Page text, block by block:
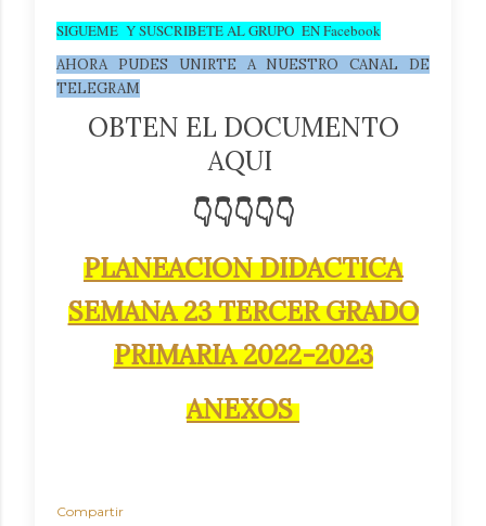
SIGUEME Y SUSCRIBETE AL GRUPO EN Facebook
AHORA PUDES UNIRTE A NUESTRO CANAL DE
TELEGRAM
OBTEN EL DOCUMENTO
AQUI
👇👇👇👇👇
PLANEACION DIDACTICA
SEMANA 23 TERCER GRADO
PRIMARIA 2022-2023
ANEXOS
Compartir